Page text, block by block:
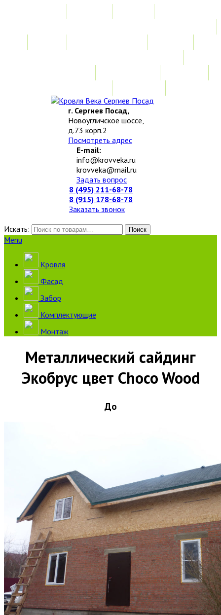
г. Сергиев Посад,
Новоугличское шоссе,
д.73 корп.2
Посмотреть адрес
E-mail:
info@krovveka.ru
krovveka@mail.ru
Задать вопрос
8 (495) 211-68-78
8 (915) 178-68-78
Заказать звонок
Искать:
Поиск
Menu
Кровля
Фасад
Забор
Комплектующие
Монтаж
Металлический сайдинг
Экобрус цвет Choco Wood
До